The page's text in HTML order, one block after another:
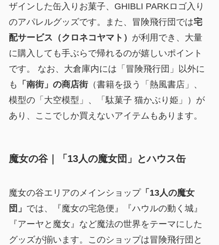
ザインした缶入りお菓子、GHIBLI PARKロゴ入り
のアパレルグッズです。また、冒険飛行団では宅
配サービス（クロネコヤマト） が利用でき、大量
に購入しても手ぶらで帰れるのが嬉しいポイント
です。 なお、大倉庫内には「冒険飛行団」以外に
も
「南街」の商店街（書籍を扱う「熱風書店」、
模型の「大空模型」、「駄菓子 猫かぶり姫」）が
あり、ここでしか買えないアイテムもあります。
魔女の谷｜「13人の魔女団」とハウス缶
魔女の谷エリアのメインショップ「13人の魔女
団」 では、『魔女の宅急便』『ハウルの動く城』
『アーヤと魔女』など魔法の世界をテーマにした
グッズが揃います。このショップは冒険飛行団と